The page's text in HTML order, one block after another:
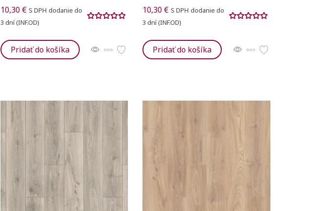
10,30 € S DPH dodanie do
3 dní (INF.OD)
Pridať do košíka
10,30 € S DPH dodanie do
3 dní (INF.OD)
Pridať do košíka